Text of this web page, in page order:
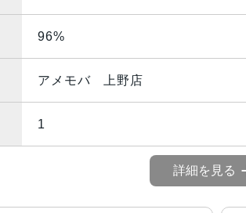
96%
アメモバ 上野店
1
詳細を見る